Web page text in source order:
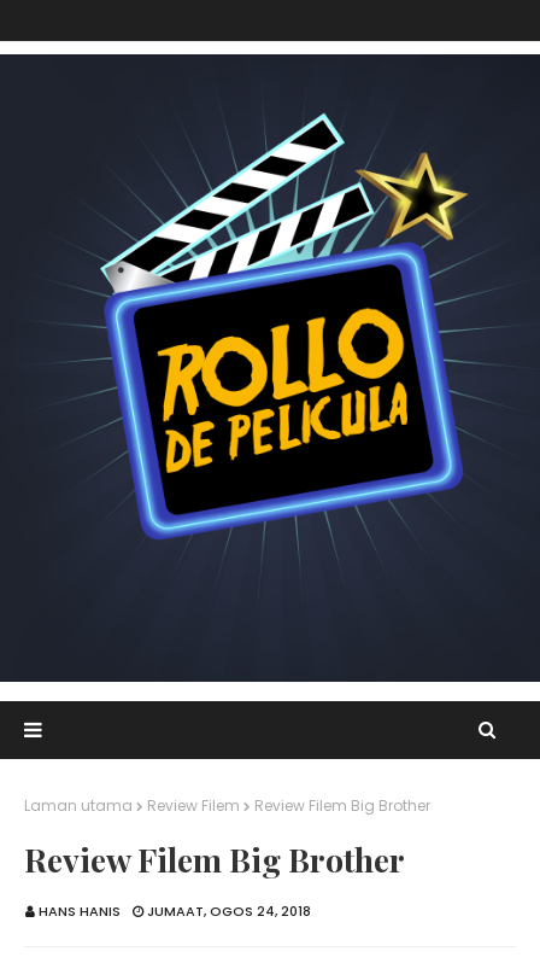
Laman utama Review Filem Review Filem Big Brother
Review Filem Big Brother
HANS HANIS JUMAAT, OGOS 24, 2018